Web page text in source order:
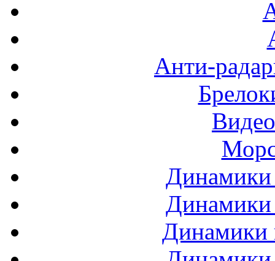
Анти-
Динамики
Динамики
Динамики